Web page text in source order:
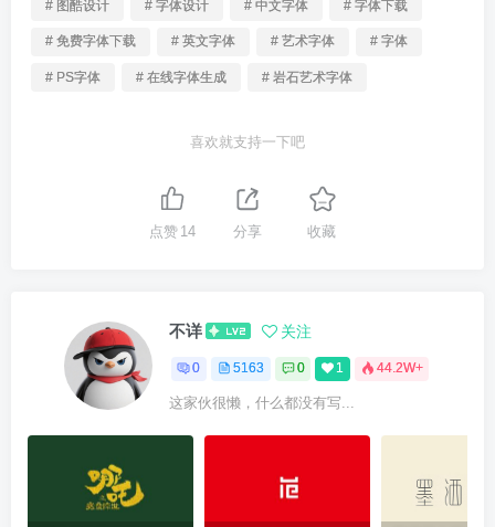
# 图酷设计 # 字体设计 # 中文字体 # 字体下载
# 免费字体下载 # 英文字体 # 艺术字体 # 字体
# PS字体 # 在线字体生成 # 岩石艺术字体
喜欢就支持一下吧
点赞 14 分享 收藏
不详 关注
0 5163 0 1 44.2W+
这家伙很懒，什么都没有写...